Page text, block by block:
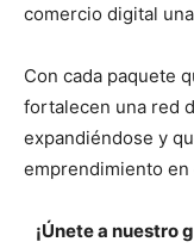
comercio digital
Con cada paquete
fortalecen una red
expandiéndose y
emprendimiento en
¡Únete a nuestro